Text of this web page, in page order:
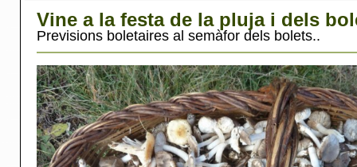
Vine a la festa de la pluja i dels
Previsions boletaires al semàfor dels bolets..